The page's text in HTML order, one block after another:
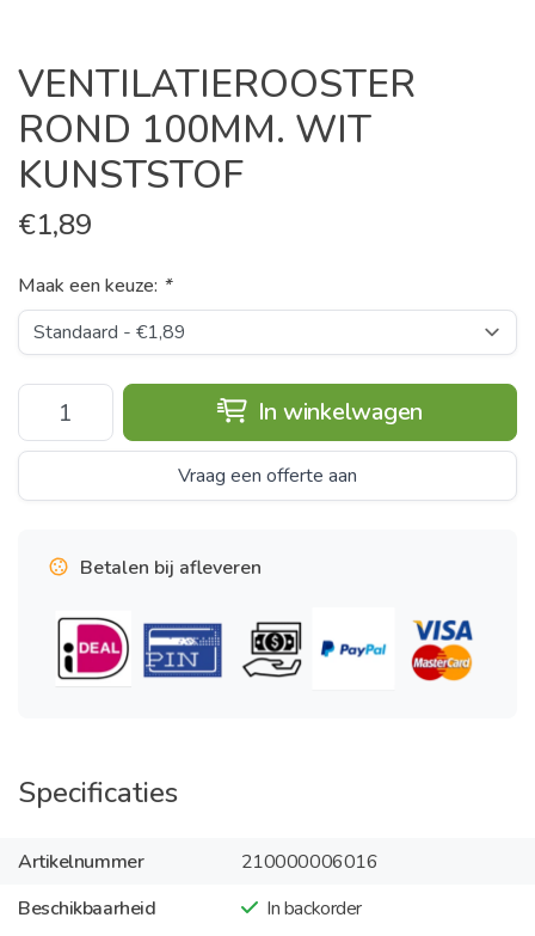
VENTILATIEROOSTER
ROND 100MM. WIT
KUNSTSTOF
€1,89
Maak een keuze: *
In winkelwagen
Vraag een offerte aan
Betalen bij afleveren
Specificaties
Artikelnummer
210000006016
Beschikbaarheid
In backorder